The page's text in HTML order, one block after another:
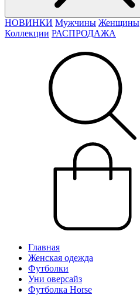
НОВИНКИ Мужчины Женщины
Коллекции РАСПРОДАЖА
Главная
Женская одежда
Футболки
Уни оверсайз
Футболка Horse